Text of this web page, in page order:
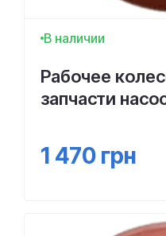
В наличии
Рабочее
запчасти
1 470 грн